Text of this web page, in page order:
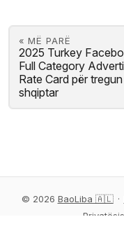
« MË PARË
2025 Turkey
Full Category
Rate Card për tregun
shqiptar
© 2026 BaoLiba 🇦🇱 ·